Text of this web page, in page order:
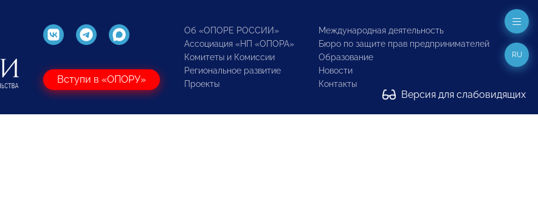
Вступи в «ОПОРУ»
Об «ОПОРЕ РОССИИ»
Ассоциация «НП «ОПОРА»
Комитеты и Комиссии
Региональное развитие
Проекты
Международная деятельность
Бюро по защите прав предпринимателей
Образование
Новости
Контакты
Версия для слабовидящих
RU